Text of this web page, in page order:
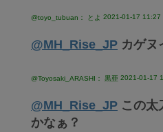
@toyo_tubuan： とよ 2021-01-17 11:27
@MH_Rise_JP カゲ
@Toyosaki_ARASHI： 黒亜 2021-01-17
@MH_Rise_JP この太
かなぁ？